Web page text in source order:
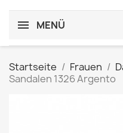
MENÜ
Startseite Frauen
Sandalen 1326 Argento